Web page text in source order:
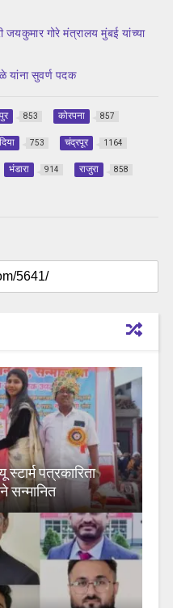
गोरे मंत्रालय मुंबई यांच्या
यांना सुवर्ण पदक
853 कोरपना 857
753 चंद्रपूर 1164
भंडारा 914 राजुरा 858
पत्रकारिता
सन्मानित